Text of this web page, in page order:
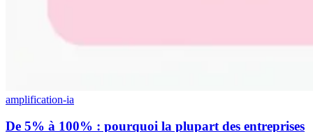
amplification-ia
De 5% à 100% : pourquoi la plupart des entreprises